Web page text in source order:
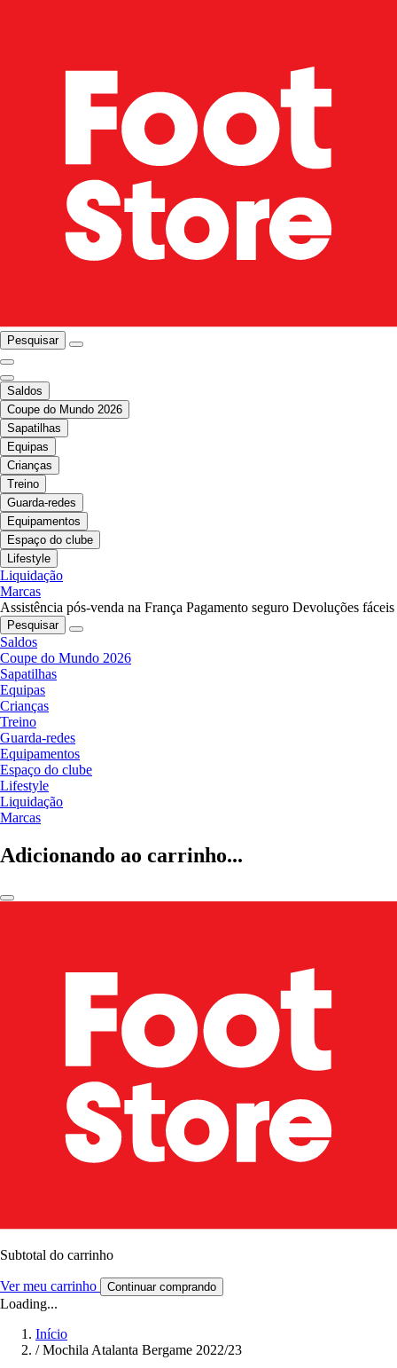
Pesquisar
Saldos
Coupe do Mundo 2026
Sapatilhas
Equipas
Crianças
Treino
Guarda-redes
Equipamentos
Espaço do clube
Lifestyle
Liquidação
Marcas
Assistência pós-venda na França Pagamento seguro Devoluções fáceis
Pesquisar
Saldos
Coupe do Mundo 2026
Sapatilhas
Equipas
Crianças
Treino
Guarda-redes
Equipamentos
Espaço do clube
Lifestyle
Liquidação
Marcas
Adicionando ao carrinho...
Subtotal do carrinho
Ver meu carrinho Continuar comprando
Loading...
Início
/ Mochila Atalanta Bergame 2022/23